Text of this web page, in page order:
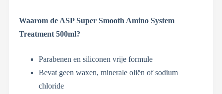
Waarom de ASP Super Smooth Amino System
Treatment 500ml?
Parabenen en siliconen vrije formule
Bevat geen waxen, minerale oliën of sodium
chloride